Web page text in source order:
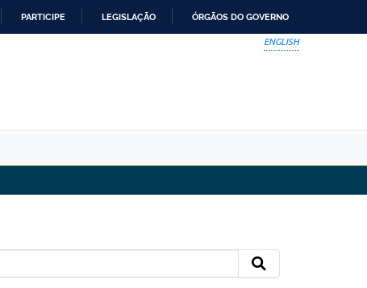
PARTICIPE LEGISLAÇÃO ÓRGÃOS DO GOVERNO
ENGLISH